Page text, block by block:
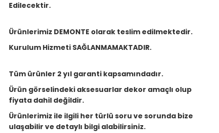
Edilecektir.
Ürünlerimiz DEMONTE olarak teslim edilmektedir.
Kurulum Hizmeti SAĞLANMAMAKTADIR.
Tüm ürünler 2 yıl garanti kapsamındadır.
Ürün görselindeki aksesuarlar dekor amaçlı olup
fiyata dahil değildir.
Ürünlerimiz ile ilgili her türlü soru ve sorunda bize
ulaşabilir ve detaylı bilgi alabilirsiniz.